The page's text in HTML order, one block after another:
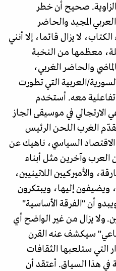
صحيح أن خطر
المجيد والحاضر
لا يزال قائما، إلا أنني
معظمها من النخبة
والحاضر الغربي،
العربية التي تطورت
تفاعلية معه. أستخدم
في موسيقى الجاز
الغرب اللحن الرئيس
الاقتصاد السياسي، ناهيك عن
العرب وآخرين مثل أبناء
والأميركيين اللاتينيين،
ويضيفون إليها، ويبتكرون
أن "الفرقة الأساسية"
ولا يزال من غير الواضح أي
سيكشف عنه القرن
التي ستلعبها الثقافات
في هذا السياق. أعتقد أن